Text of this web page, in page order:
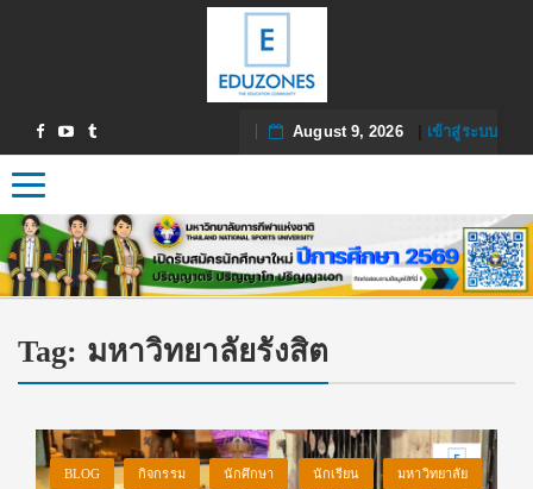
August 9, 2026| เข้าสู่ระบบ
Toggle navigation
Tag: มหาวิทยาลัยรังสิต
BLOG กิจกรรม นักศึกษา นักเรียน มหาวิทยาลัย